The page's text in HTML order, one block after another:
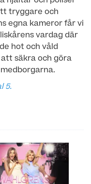
tryggare och
egna kameror får vi
vardag där
hot och våld
säkra och göra
5.